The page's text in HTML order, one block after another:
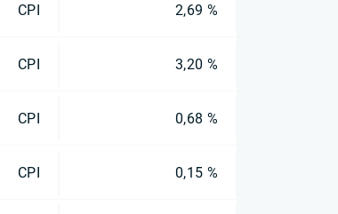
CPI 2,69 %
CPI 3,20 %
CPI 0,68 %
CPI 0,15 %